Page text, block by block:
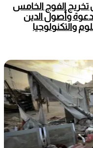
الفوج الخامس
وأصول الدين
والتكنولوجيا